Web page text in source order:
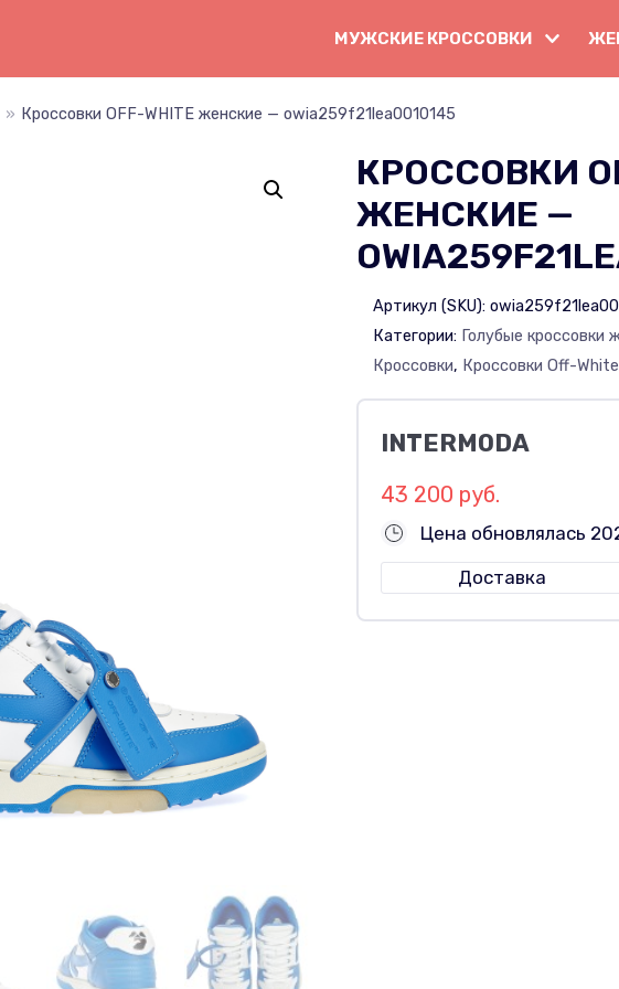
МУЖСКИЕ КРОССОВКИ
» Кроссовки OFF-WHITE женские — owia259f21lea0010145
КРОССОВКИ
ЖЕНСКИЕ —
Артикул (SKU):
Категории: Голубые кроссовки
Кроссовки, Кроссовки Off-
INTERMODA
43 200 руб.
Цена обновлялась
Доставка